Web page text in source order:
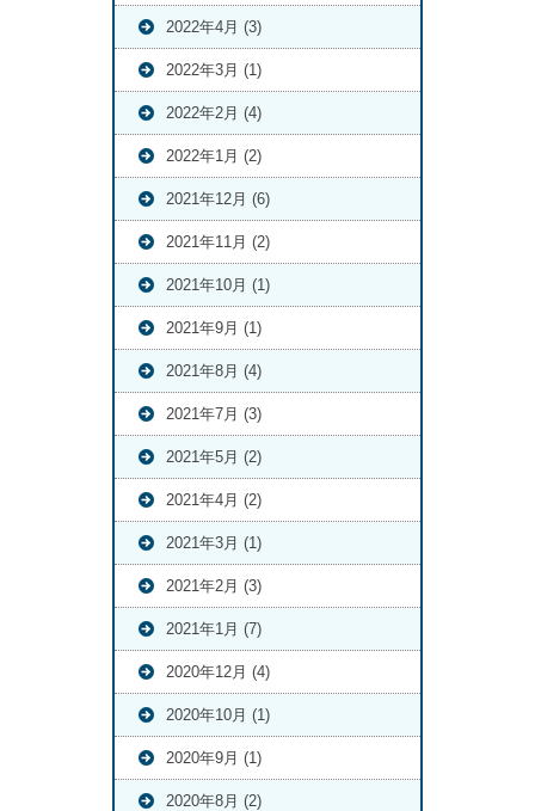
2022年4月 (3)
2022年3月 (1)
2022年2月 (4)
2022年1月 (2)
2021年12月 (6)
2021年11月 (2)
2021年10月 (1)
2021年9月 (1)
2021年8月 (4)
2021年7月 (3)
2021年5月 (2)
2021年4月 (2)
2021年3月 (1)
2021年2月 (3)
2021年1月 (7)
2020年12月 (4)
2020年10月 (1)
2020年9月 (1)
2020年8月 (2)